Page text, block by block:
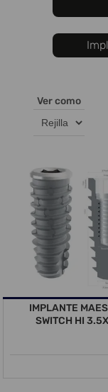
Ver como
IMPLANTE
SWITCH HI